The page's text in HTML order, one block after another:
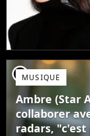
player2MUSIQUE
Ambre (Star
collaborer
radars,